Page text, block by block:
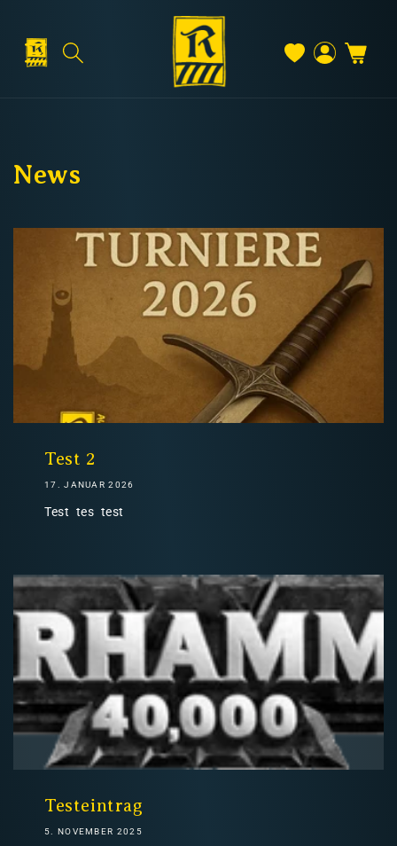
Inhalt
Warenkorb
News
Test 2
17. JANUAR 2026
Test tes test
Testeintrag
5. NOVEMBER 2025
Versand & Lieferung
Kostenloser Versand
Deutschland: ab69 €
Österreich & EU: ab
200 €
Nicht-EU: kein kostenloser Versand
Lieferungen in Nicht-EU-Länder (z. B. Schweiz)